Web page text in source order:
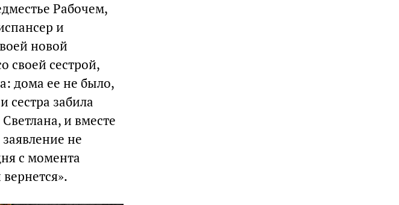
Рабочем,
и
новой
своей сестрой,
дома ее не было,
сестра забила
и вместе
не
с момента